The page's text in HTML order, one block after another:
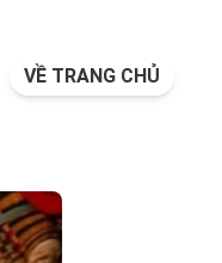
VỀ TRANG CHỦ